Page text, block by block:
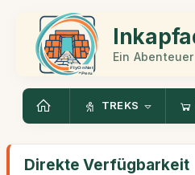
Ein
TREKS
Direkte Verfügbarkeit